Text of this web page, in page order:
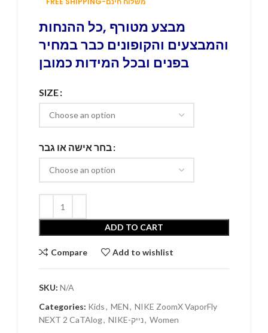
מבצע מטורף ,כל ההנחות
והמבצעים והקופונים כבר במחיר
בפנים ובכל המידות כמובן
SIZE
בחר אישה או גבר
ADD TO CART
Compare Add to wishlist
SKU: N/A
Categories: Kids, MEN, NIKE ZoomX VaporFly
NEXT 2 CaTAlog, NIKE-נייק, Women